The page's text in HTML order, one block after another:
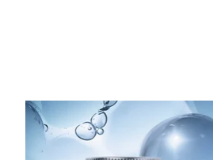
Produkt-Karussell-Artikel